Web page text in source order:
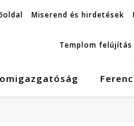
Miserend és hirdetések
Templom felújítás